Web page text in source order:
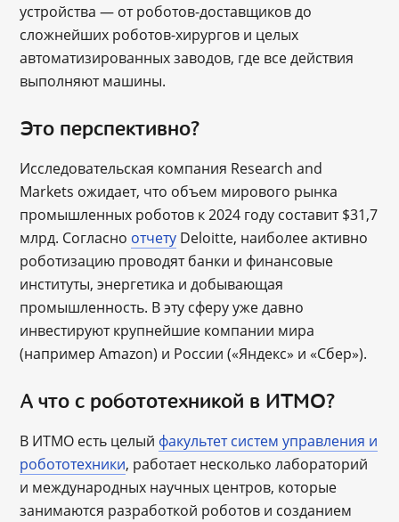
устройства ― от роботов-доставщиков до
сложнейших роботов-хирургов и целых
автоматизированных заводов, где все действия
выполняют машины.
Это перспективно?
Исследовательская компания Research and
Markets ожидает, что объем мирового рынка
промышленных роботов к 2024 году составит $31,7
млрд. Согласно отчету Deloitte, наиболее активно
роботизацию проводят банки и финансовые
институты, энергетика и добывающая
промышленность. В эту сферу уже давно
инвестируют крупнейшие компании мира
(например Amazon) и России («Яндекс» и «Сбер»).
А что с робототехникой в ИТМО?
В ИТМО есть целый факультет систем управления и
робототехники, работает несколько лабораторий
и международных научных центров, которые
занимаются разработкой роботов и созданием